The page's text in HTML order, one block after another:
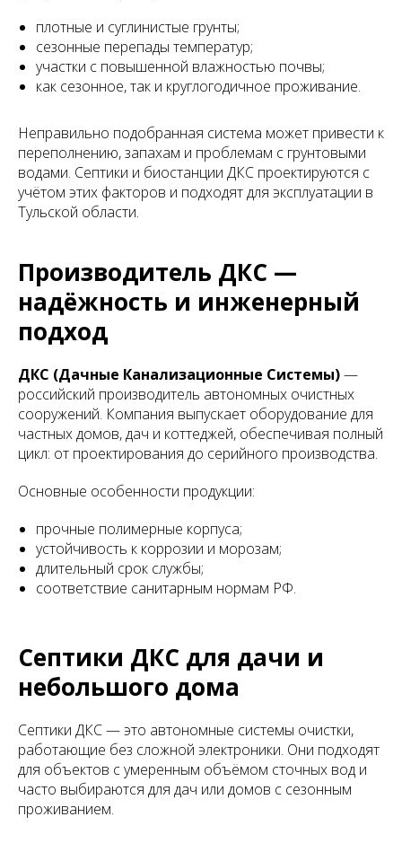
плотные и суглинистые грунты;
сезонные перепады температур;
участки с повышенной влажностью почвы;
как сезонное, так и круглогодичное проживание.
Неправильно подобранная система может привести к
переполнению, запахам и проблемам с грунтовыми
водами. Септики и биостанции ДКС проектируются с
учётом этих факторов и подходят для эксплуатации в
Тульской области.
Производитель ДКС —
надёжность и инженерный
подход
ДКС (Дачные Канализационные Системы)—
российский производитель автономных очистных
сооружений. Компания выпускает оборудование для
частных домов, дач и коттеджей, обеспечивая полный
цикл: от проектирования до серийного производства.
Основные особенности продукции:
прочные полимерные корпуса;
устойчивость к коррозии и морозам;
длительный срок службы;
соответствие санитарным нормам РФ.
Септики ДКС для дачи и
небольшого дома
Септики ДКС — это автономные системы очистки,
работающие без сложной электроники. Они подходят
для объектов с умеренным объёмом сточных вод и
часто выбираются для дач или домов с сезонным
проживанием.